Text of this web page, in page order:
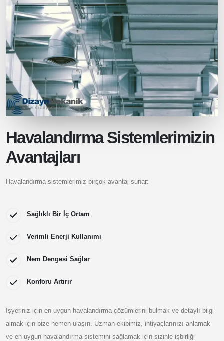
Havalandırma Sistemlerimizin
Avantajları
Havalandırma sistemlerimiz birçok avantaj sunar:
Sağlıklı Bir İç Ortam
Verimli Enerji Kullanımı
Nem Dengesi Sağlar
Konforu Artırır
İşyeriniz için en uygun havalandırma çözümlerini bulmak ve detaylı bilgi
almak için bize hemen ulaşın. Uzman ekibimiz, ihtiyaçlarınızı anlamak
ve en uygun havalandırma sistemini sağlamak için sizinle işbirliği